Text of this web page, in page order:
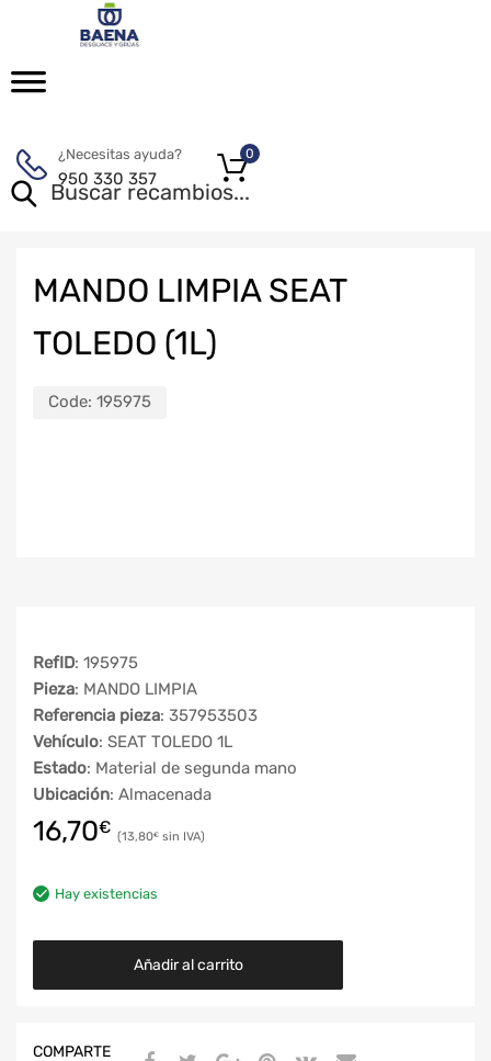
¿Necesitas ayuda?
950 330 357
0
MANDO LIMPIA SEAT
TOLEDO (1L)
Code: 195975
RefID: 195975
Pieza: MANDO LIMPIA
Referencia pieza: 357953503
Vehículo: SEAT TOLEDO 1L
Estado: Material de segunda mano
Ubicación: Almacenada
16,70€ 13,80€
Hay existencias
Añadir al carrito
COMPARTE